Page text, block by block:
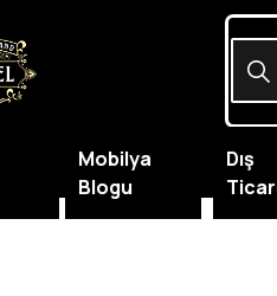
Mobilya
Blogu
Dış